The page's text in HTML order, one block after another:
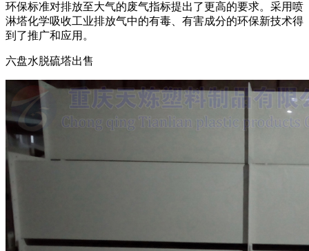
环保标准对排放至大气的废气指标提出了更高的要求。采用喷
淋塔化学吸收工业排放气中的有毒、有害成分的环保新技术得
到了推广和应用。
六盘水脱硫塔出售